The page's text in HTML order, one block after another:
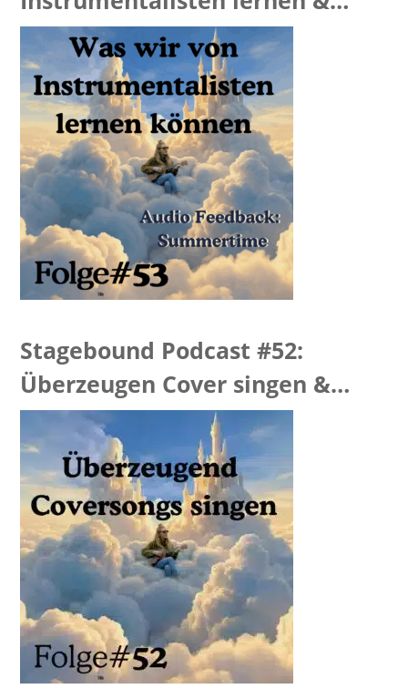
Summertime Feedback
Stagebound Podcast #52:
Überzeugen Cover singen &
“Hellevator Feedback